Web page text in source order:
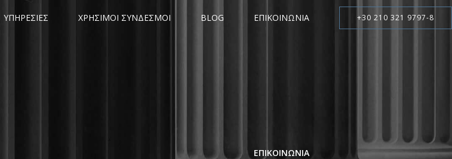
+30 210 321 9797-8
ΥΠΗΡΕΣΙΕΣ ΧΡΗΣΙΜΟΙ ΣΥΝΔΕΣΜΟΙ BLOG ΕΠΙΚΟΙΝΩΝΙΑ
ΕΠΙΚΟΙΝΩΝΙΑ